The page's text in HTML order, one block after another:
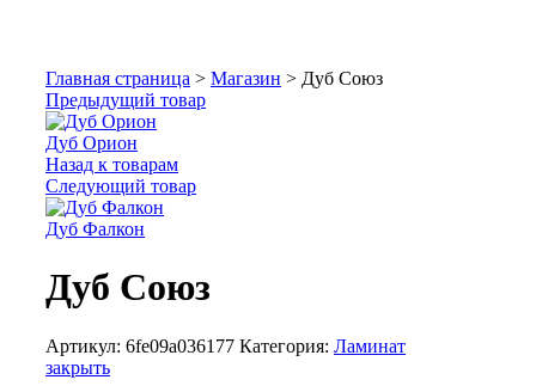
Главная страница > Магазин > Дуб Союз
Предыдущий товар
Дуб Орион
Назад к товарам
Следующий товар
Дуб Фалкон
Дуб Союз
Артикул: 6fe09a036177 Категория: Ламинат
закрыть